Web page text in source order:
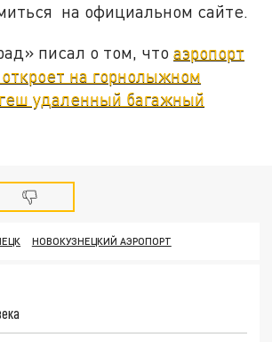
на официальном сайте.
писал о том, чтоаэропорт
на горнолыжном
удаленный багажный
НОВОКУЗНЕЦКИЙ АЭРОПОРТ